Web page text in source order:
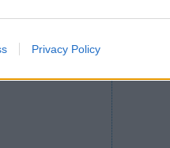
Privacy Policy